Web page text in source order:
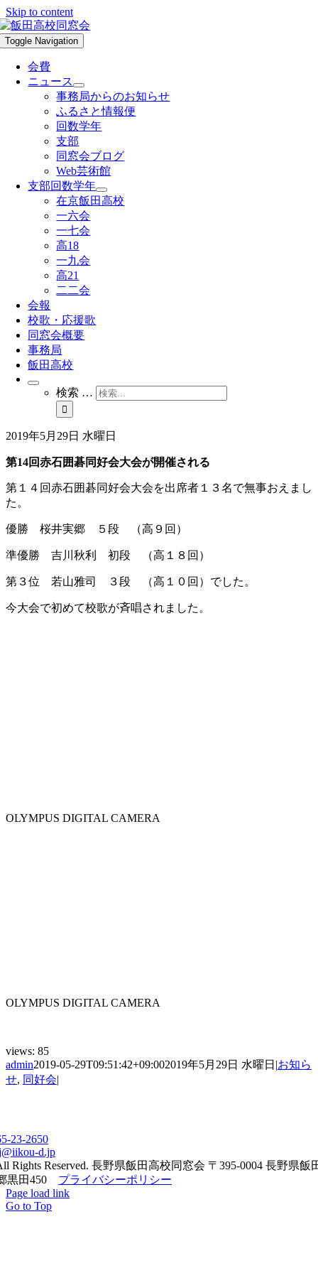
Skip to content
Toggle Navigation
会費
ニュース
事務局からのお知らせ
ふるさと情報便
回数学年
支部
同窓会ブログ
Web芸術館
支部回数学年
在京飯田高校
一六会
一七会
高18
一九会
高21
二二会
会報
校歌・応援歌
同窓会概要
事務局
飯田高校
検索 …
2019年5月29日 水曜日
第14回赤石囲碁同好会大会が開催される
第１４回赤石囲碁同好会大会を出席者１３名で無事おえまし
た。
優勝 桜井実郷 ５段 （高９回）
準優勝 吉川秋利 初段 （高１８回）
第３位 若山雅司 ３段 （高１０回）でした。
今大会で初めて校歌が斉唱されました。
OLYMPUS DIGITAL CAMERA
OLYMPUS DIGITAL CAMERA
views: 85
admin2019-05-29T09:51:42+09:002019年5月29日 水曜日 |お知ら
せ, 同好会|
23-2650
d.jp
Rights Reserved. 長野県飯田高校同窓会 〒395-0004 長野県飯
黒田450 プライバシーポリシー
Page load link
Go to Top